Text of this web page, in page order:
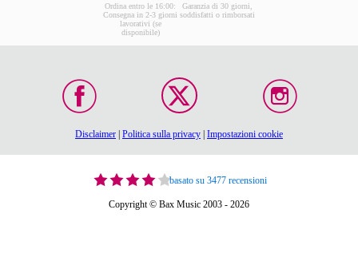
Ordina entro le 16:00:
Consegna in 2-3 giorni
lavorativi (se
disponibile)
Garanzia di 30 giorni,
soddisfatti o rimborsati
Disclaimer | Politica sulla privacy | Impostazioni cookie
basato su 3477 recensioni
Copyright © Bax Music 2003 - 2026